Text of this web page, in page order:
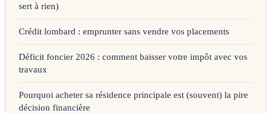
sert à rien)
Crédit lombard : emprunter sans vendre vos placements
Déficit foncier 2026 : comment baisser votre impôt avec vos
travaux
Pourquoi acheter sa résidence principale est (souvent) la pire
décision financière